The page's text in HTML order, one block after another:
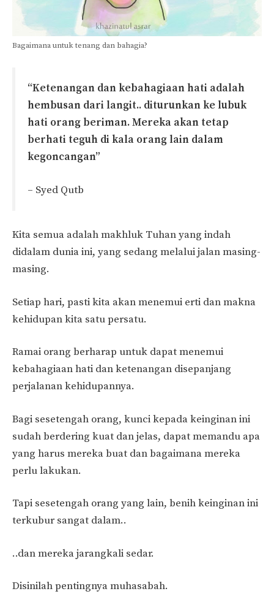
Bagaimana untuk tenang dan bahagia?
“Ketenangan dan kebahagiaan hati adalah
hembusan dari langit.. diturunkan ke lubuk
hati orang beriman. Mereka akan tetap
berhati teguh di kala orang lain dalam
kegoncangan”
– Syed Qutb
Kita semua adalah makhluk Tuhan yang indah
didalam dunia ini, yang sedang melalui jalan masing-
masing.
Setiap hari, pasti kita akan menemui erti dan makna
kehidupan kita satu persatu.
Ramai orang berharap untuk dapat menemui
kebahagiaan hati dan ketenangan disepanjang
perjalanan kehidupannya.
Bagi sesetengah orang, kunci kepada keinginan ini
sudah berdering kuat dan jelas, dapat memandu apa
yang harus mereka buat dan bagaimana mereka
perlu lakukan.
Tapi sesetengah orang yang lain, benih keinginan ini
terkubur sangat dalam..
..dan mereka jarangkali sedar.
Disinilah pentingnya muhasabah.